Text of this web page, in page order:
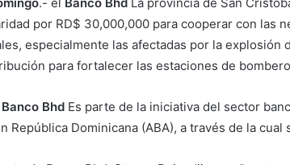
u
n
c
o
r
e
por RD$ 30,000,000 para cooperar con las
especialmente las afectadas por la explosión
para fortalecer las estaciones de
Banco Bhd Es parte de la iniciativa del sector
República Dominicana (ABA), a través de la